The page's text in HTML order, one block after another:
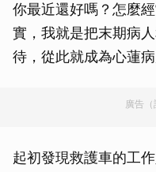
你最近還好嗎？怎麼
實，我就是把末期病
待，從此就成為心蓮
廣告（
起初發現救護車的工